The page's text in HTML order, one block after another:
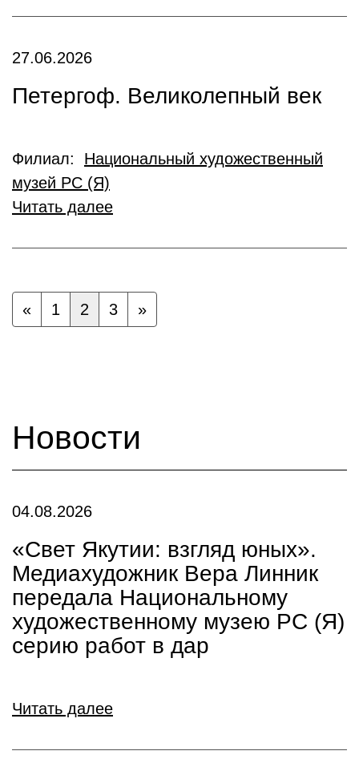
27.06.2026
Петергоф. Великолепный век
Филиал: Национальный художественный
музей РС (Я)
Читать далее
« 1 2 3 »
Новости
04.08.2026
«Свет Якутии: взгляд юных».
Медиахудожник Вера Линник
передала Национальному
художественному музею РС (Я)
серию работ в дар
Читать далее